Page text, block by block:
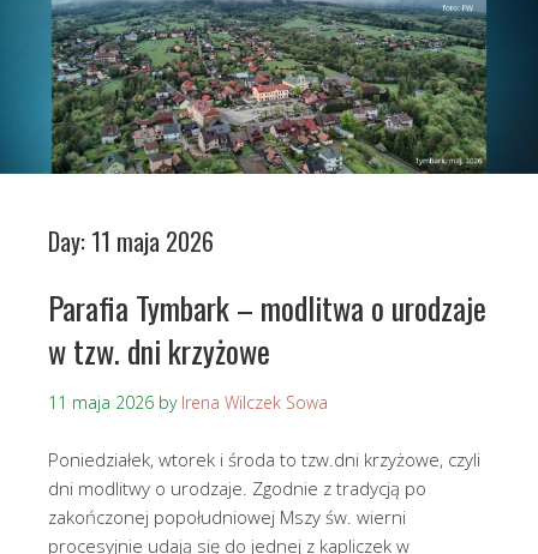
Day: 11 maja 2026
Parafia Tymbark – modlitwa o urodzaje
w tzw. dni krzyżowe
11 maja 2026 by Irena Wilczek Sowa
Poniedziałek, wtorek i środa to tzw.dni krzyżowe, czyli
dni modlitwy o urodzaje. Zgodnie z tradycją po
zakończonej popołudniowej Mszy św. wierni
procesyjnie udają się do jednej z kapliczek w